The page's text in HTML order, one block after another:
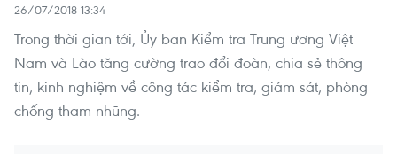
26/07/2018 13:34
Trong thời gian tới, Ủy ban Kiểm tra Trung ương Việt
Nam và Lào tăng cường trao đổi đoàn, chia sẻ thông
tin, kinh nghiệm về công tác kiểm tra, giám sát, phòng
chống tham nhũng.